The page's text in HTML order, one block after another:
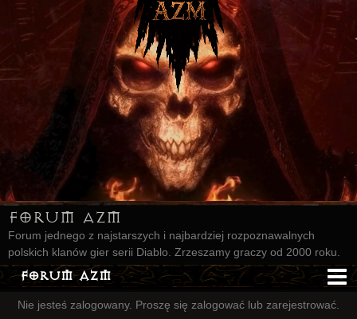
Forum AZM
Forum jednego z najstarszych i najbardziej rozpoznawalnych
polskich klanów gier serii Diablo. Zrzeszamy graczy od 2000 roku.
Forum AZM
Strona AZM
Nie jesteś zalogowany. Proszę się zalogować lub zarejestrować.